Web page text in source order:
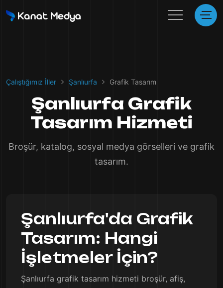
Çalıştığımız İller Şanlıurfa Grafik Tasarım
Şanlıurfa Grafik
Tasarım Hizmeti
Broşür, katalog, sosyal medya görselleri ve grafik
tasarım.
Şanlıurfa'da Grafik
Tasarım: Hangi
İşletmeler İçin?
Şanlıurfa grafik tasarım hizmeti broşür, afiş,